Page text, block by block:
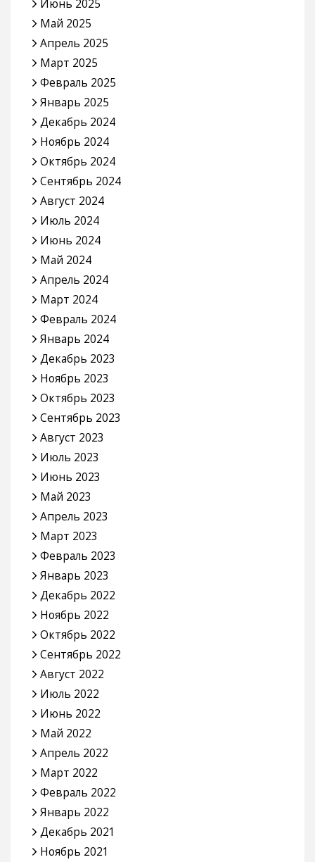
Июнь 2025
Май 2025
Апрель 2025
Март 2025
Февраль 2025
Январь 2025
Декабрь 2024
Ноябрь 2024
Октябрь 2024
Сентябрь 2024
Август 2024
Июль 2024
Июнь 2024
Май 2024
Апрель 2024
Март 2024
Февраль 2024
Январь 2024
Декабрь 2023
Ноябрь 2023
Октябрь 2023
Сентябрь 2023
Август 2023
Июль 2023
Июнь 2023
Май 2023
Апрель 2023
Март 2023
Февраль 2023
Январь 2023
Декабрь 2022
Ноябрь 2022
Октябрь 2022
Сентябрь 2022
Август 2022
Июль 2022
Июнь 2022
Май 2022
Апрель 2022
Март 2022
Февраль 2022
Январь 2022
Декабрь 2021
Ноябрь 2021